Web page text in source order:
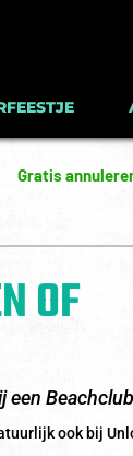
Gratis
OF
een
ook bij